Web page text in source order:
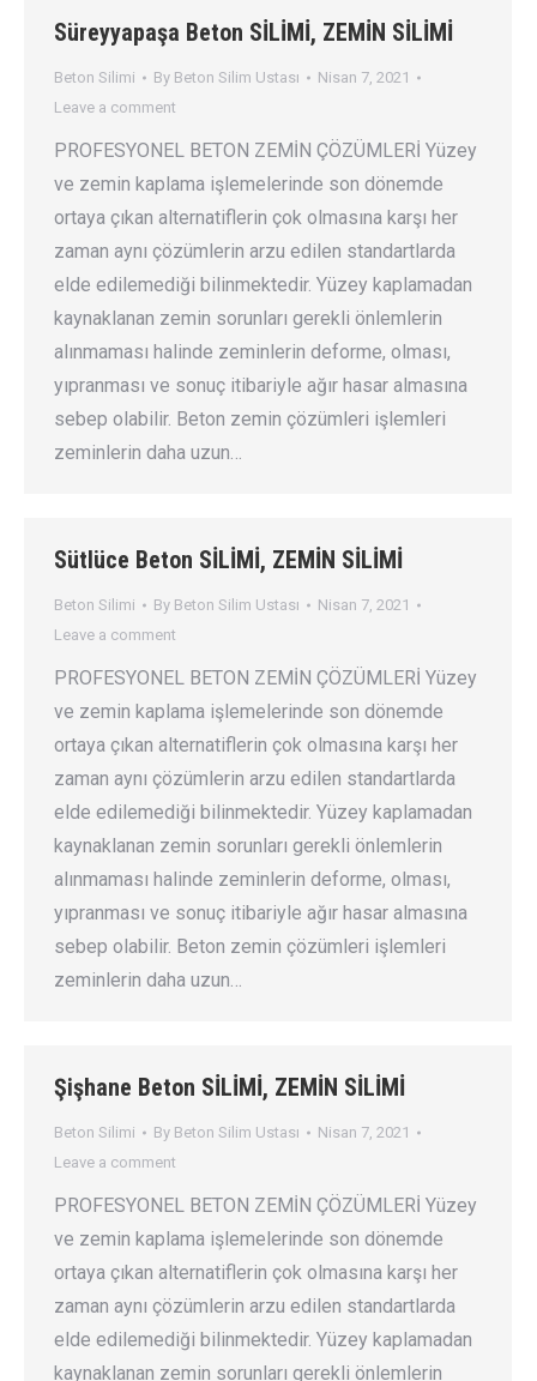
Süreyyapaşa Beton SİLİMİ, ZEMİN SİLİMİ
Beton Silimi By Beton Silim Ustası
Nisan 7, 2021
Leave a comment
PROFESYONEL BETON ZEMİN ÇÖZÜMLERİ Yüzey
ve zemin kaplama işlemelerinde son dönemde
ortaya çıkan alternatiflerin çok olmasına karşı her
zaman aynı çözümlerin arzu edilen standartlarda
elde edilemediği bilinmektedir. Yüzey kaplamadan
kaynaklanan zemin sorunları gerekli önlemlerin
alınmaması halinde zeminlerin deforme, olması,
yıpranması ve sonuç itibariyle ağır hasar almasına
sebep olabilir. Beton zemin çözümleri işlemleri
zeminlerin daha uzun…
Sütlüce Beton SİLİMİ, ZEMİN SİLİMİ
Beton Silimi By Beton Silim Ustası
Nisan 7, 2021
Leave a comment
PROFESYONEL BETON ZEMİN ÇÖZÜMLERİ Yüzey
ve zemin kaplama işlemelerinde son dönemde
ortaya çıkan alternatiflerin çok olmasına karşı her
zaman aynı çözümlerin arzu edilen standartlarda
elde edilemediği bilinmektedir. Yüzey kaplamadan
kaynaklanan zemin sorunları gerekli önlemlerin
alınmaması halinde zeminlerin deforme, olması,
yıpranması ve sonuç itibariyle ağır hasar almasına
sebep olabilir. Beton zemin çözümleri işlemleri
zeminlerin daha uzun…
Şişhane Beton SİLİMİ, ZEMİN SİLİMİ
Beton Silimi By Beton Silim Ustası
Nisan 7, 2021
Leave a comment
PROFESYONEL BETON ZEMİN ÇÖZÜMLERİ Yüzey
ve zemin kaplama işlemelerinde son dönemde
ortaya çıkan alternatiflerin çok olmasına karşı her
zaman aynı çözümlerin arzu edilen standartlarda
elde edilemediği bilinmektedir. Yüzey kaplamadan
kaynaklanan zemin sorunları gerekli önlemlerin